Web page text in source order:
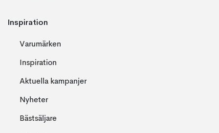
Inspiration
Varumärken
Inspiration
Aktuella kampanjer
Nyheter
Bästsäljare